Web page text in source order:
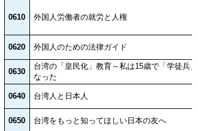
0610 外国人労働者の就労と人権
0620 外国人のための法律ガイド
0630
台湾の「皇民化」教育～私は15歳で「学徒兵」
なった
0640 台湾人と日本人
0650 台湾をもっと知ってほしい日本の友へ